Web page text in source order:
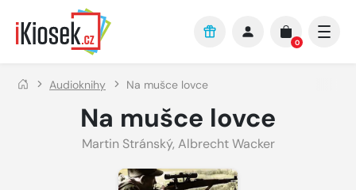
Přejít na hlavní obsah
0
Audioknihy Na mušce lovce
Na mušce lovce
Martin Stránský, Albrecht Wacker